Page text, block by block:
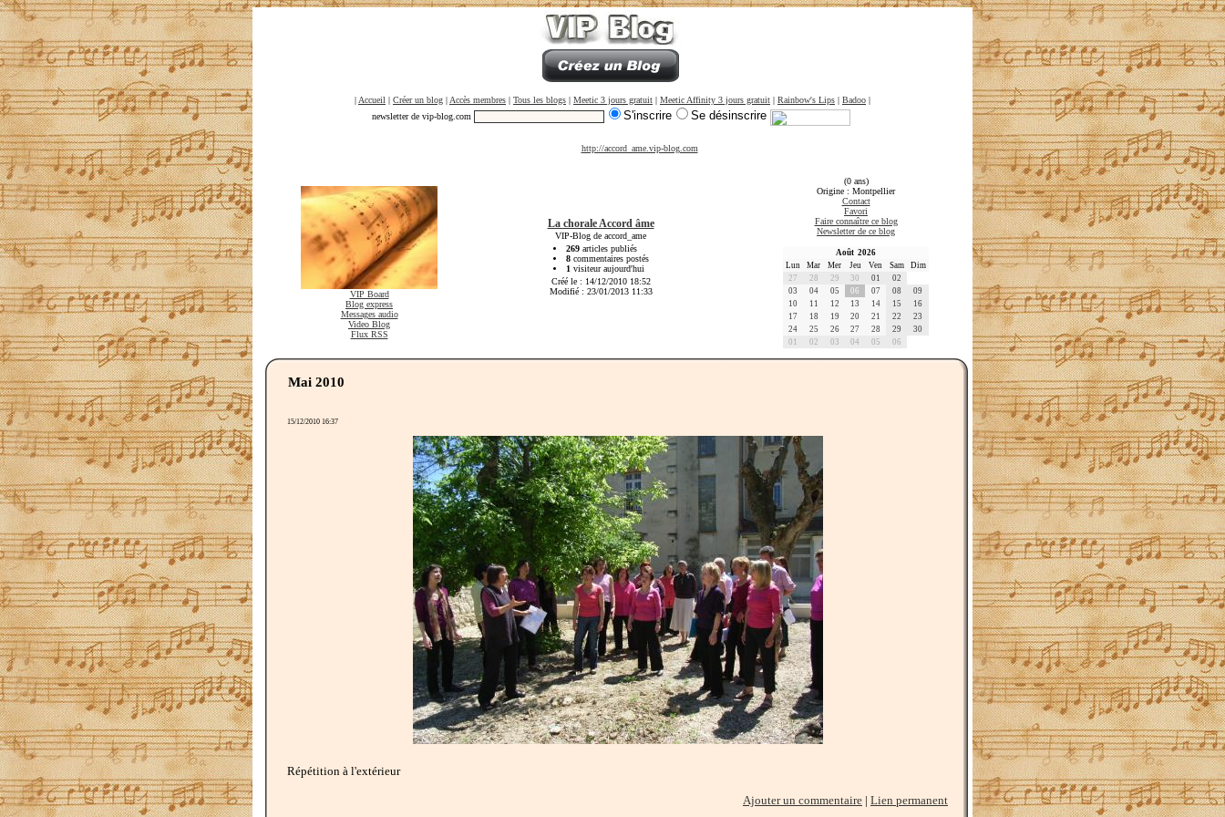
| Accueil | Créer un blog | Accès membres | Tous les blogs | Meetic 3 jours gratuit | Meetic Affinity 3 jours gratuit | Rainbow's Lips | Badoo |
newsletter de vip-blog.com
S'inscrire Se désinscrire
http://accord_ame.vip-blog.com
VIP Board
Blog express
Messages audio
Video Blog
Flux RSS
La chorale Accord âme
VIP-Blog de accord_ame
269articles publiés
8commentaires postés
1 visiteur aujourd'hui
Créé le : 14/12/2010 18:52
Modifié : 23/01/2013 11:33
(0 ans)
Origine : Montpellier
Contact
Favori
Faire connaître ce blog
Newsletter de ce blog
Août 2026
Lun
Mar Mer Jeu Ven Sam
Dim
27
28 29 30 01
02
03
04 05 06 07 08
09
10
11 12 13 14 15
16
17
18 19 20 21 22
23
24
25 26 27 28 29
30
01
02 03 04 05 06
Mai 2010
15/12/2010 16:37
Répétition à l'extérieur
Ajouter un commentaire | Lien permanent